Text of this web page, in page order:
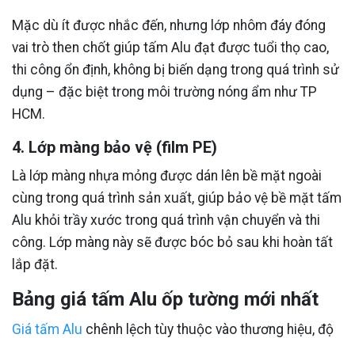
Mặc dù ít được nhắc đến, nhưng lớp nhôm đáy đóng
vai trò then chốt giúp tấm Alu đạt được tuổi thọ cao,
thi công ổn định, không bị biến dạng trong quá trình sử
dụng – đặc biệt trong môi trường nóng ẩm như TP
HCM.
4. Lớp màng bảo vệ (film PE)
Là lớp màng nhựa mỏng được dán lên bề mặt ngoài
cùng trong quá trình sản xuất, giúp bảo vệ bề mặt tấm
Alu khỏi trầy xước trong quá trình vận chuyển và thi
công. Lớp màng này sẽ được bóc bỏ sau khi hoàn tất
lắp đặt.
Bảng giá tấm Alu ốp tường mới nhất
Giá tấm Alu chênh lệch tùy thuộc vào thương hiệu, độ